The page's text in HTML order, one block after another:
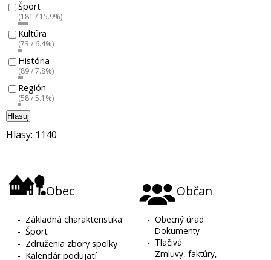
Šport
(181 / 15.9%)
Kultúra
(73 / 6.4%)
História
(89 / 7.8%)
Región
(58 / 5.1%)
Hlasuj
Hlasy: 1140
Obec
- Základná charakteristika
-Šport
- Združenia zbory spolky
- Kalendár podujatí
Občan
-Obecný úrad
-Dokumenty
- Tlačivá
- Zmluvy, faktúry,